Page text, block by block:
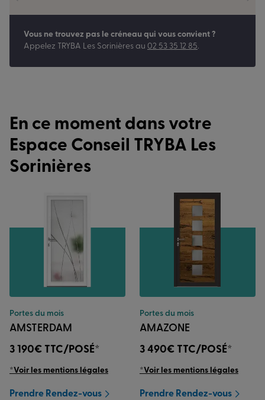
Vous ne trouvez pas le créneau qui vous convient ?
Appelez TRYBA Les Sorinières au 02 53 35 12 85.
En ce moment dans votre
Espace Conseil TRYBA Les
Sorinières
Portes du mois
AMSTERDAM
3 190€ TTC/POSÉ*
*Voir les mentions légales
Prendre Rendez-vous
Portes du mois
AMAZONE
3 490€ TTC/POSÉ*
*Voir les mentions légales
Prendre Rendez-vous